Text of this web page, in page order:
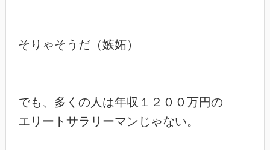
そりゃそうだ（嫉妬）
でも、多くの人は年収１２００万円の
エリートサラリーマンじゃない。